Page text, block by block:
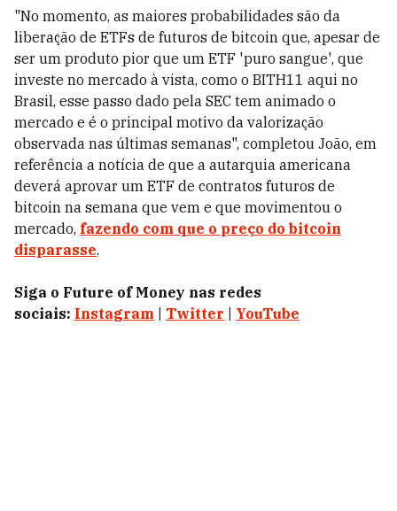
"No momento, as maiores probabilidades são da
liberação de ETFs de futuros de bitcoin que, apesar de
ser um produto pior que um ETF 'puro sangue', que
investe no mercado à vista, como o BITH11 aqui no
Brasil, esse passo dado pela SEC tem animado o
mercado e é o principal motivo da valorização
observada nas últimas semanas", completou João, em
referência a notícia de que a autarquia americana
deverá aprovar um ETF de contratos futuros de
bitcoin na semana que vem e que movimentou o
mercado, fazendo com que o preço do bitcoin
disparasse.
Siga o Future of Money nas redes
sociais: Instagram Twitter YouTube